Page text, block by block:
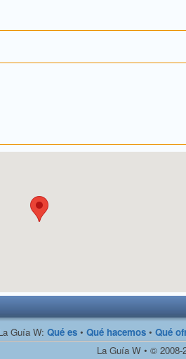
Guía W: Qué es • Qué hacemos • Qué
La Guía W • ©